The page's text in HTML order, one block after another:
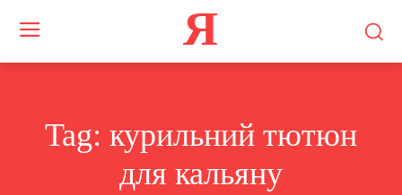
Я
Tag: курильний тютюн
для кальяну